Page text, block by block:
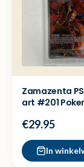
Zamazenta
art #201
€29.95
In